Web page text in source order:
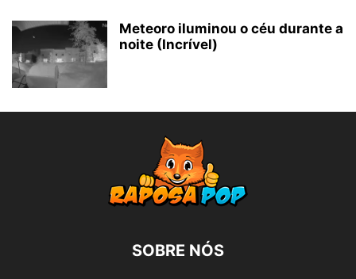
Meteoro iluminou o céu durante a
noite (Incrível)
SOBRE NÓS